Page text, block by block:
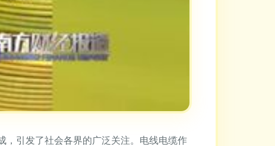
，引发了社会各界的广泛关注。电线电缆作